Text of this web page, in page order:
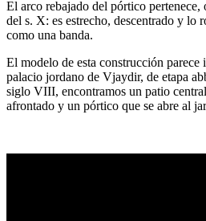
El arco rebajado del pórtico pertenece,
del s. X: es estrecho, descentrado y lo
como una banda.
El modelo de esta construcción parece
palacio jordano de Vjaydir, de etapa
siglo VIII, encontramos un patio
afrontado y un pórtico que se abre al